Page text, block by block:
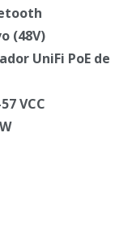
(48V)
UniFi PoE de
VCC